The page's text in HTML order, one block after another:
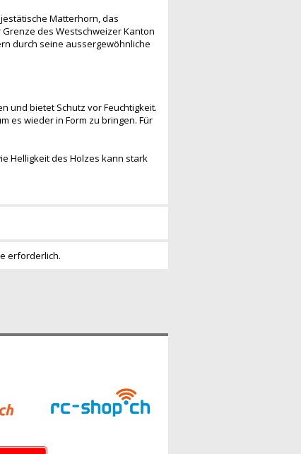
Matterhorn, das
des Westschweizer Kanton
durch seine aussergewöhnliche
und bietet Schutz vor Feuchtigkeit.
es wieder in Form zu bringen. Für
Helligkeit des Holzes kann stark
erforderlich.